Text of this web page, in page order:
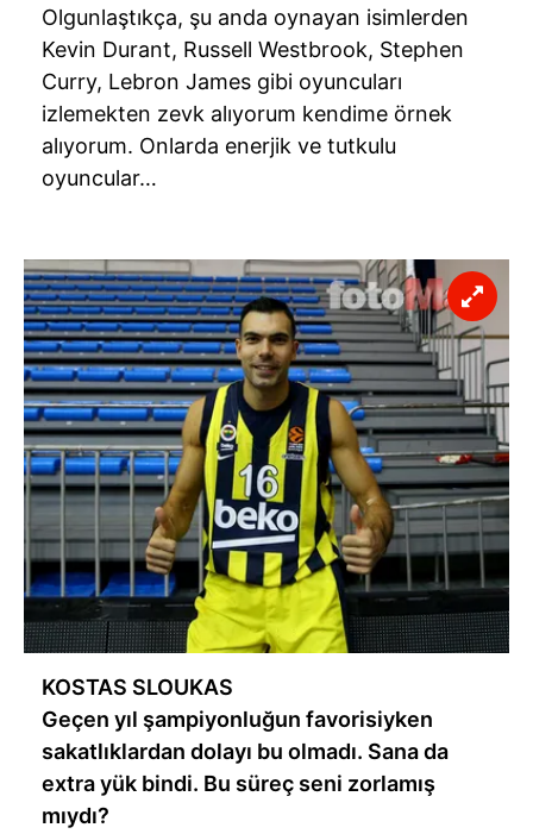
Olgunlaştıkça, şu anda oynayan isimlerden
Kevin Durant, Russell Westbrook, Stephen
Curry, Lebron James gibi oyuncuları
izlemekten zevk alıyorum kendime örnek
alıyorum. Onlarda enerjik ve tutkulu
oyuncular…
KOSTAS SLOUKAS
Geçen yıl şampiyonluğun favorisiyken
sakatlıklardan dolayı bu olmadı. Sana da
extra yük bindi. Bu süreç seni zorlamış
mıydı?